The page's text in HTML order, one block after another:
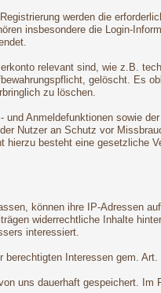
werden die
insbesondere die Login-
relevant sind, wie z.B.
gelöscht. Es
zu löschen.
und Anmeldefunktionen sowie
Nutzer an Schutz vor
hierzu besteht eine
können ihre IP-Adressen
widerrechtliche Inhalte
interessiert.
berechtigten Interessen gem.
uns dauerhaft gespeichert.